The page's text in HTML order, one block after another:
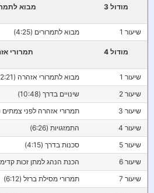
מודול 3 מבוא
שיעור 1 מבוא לתמרורים (4:25)
מודול 4 תמרורי
שיעור 1
מבוא לתמרורי אזהרה (2:21)
שיעור 2
שינויים בדרך (10:48)
שיעור 3
תמרורי אזהרה לפני צמתים
שיעור 4
התמזגויות (6:26)
שיעור 5
סכנות בדרך (4:15)
שיעור 6
הכנת הנהג למתן זכות קדימה
שיעור 7
תמרורי מסילת ברזל (6:12)